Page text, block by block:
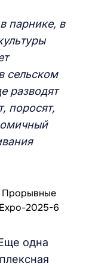
парнике, в
сельском
разводят
поросят,
одна